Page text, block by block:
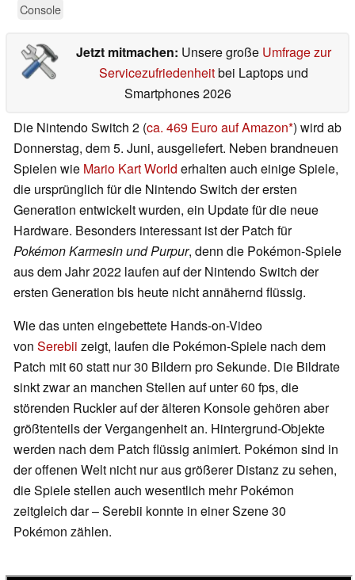
Console
Jetzt mitmachen: Unsere große Umfrage zur
Servicezufriedenheitbei Laptops und
Smartphones 2026
Die Nintendo Switch 2 (ca. 469 Euro auf Amazon ) wird ab
Donnerstag, dem 5. Juni, ausgeliefert. Neben brandneuen
Spielen wie Mario Kart World erhalten auch einige Spiele,
die ursprünglich für die Nintendo Switch der ersten
Generation entwickelt wurden, ein Update für die neue
Hardware. Besonders interessant ist der Patch für
Pokémon Karmesin und Purpur, denn die Pokémon-Spiele
aus dem Jahr 2022 laufen auf der Nintendo Switch der
ersten Generation bis heute nicht annähernd flüssig.
Wie das unten eingebettete Hands-on-Video
von Serebii zeigt, laufen die Pokémon-Spiele nach dem
Patch mit 60 statt nur 30 Bildern pro Sekunde. Die Bildrate
sinkt zwar an manchen Stellen auf unter 60 fps, die
störenden Ruckler auf der älteren Konsole gehören aber
größtenteils der Vergangenheit an. Hintergrund-Objekte
werden nach dem Patch flüssig animiert. Pokémon sind in
der offenen Welt nicht nur aus größerer Distanz zu sehen,
die Spiele stellen auch wesentlich mehr Pokémon
zeitgleich dar – Serebii konnte in einer Szene 30
Pokémon zählen.